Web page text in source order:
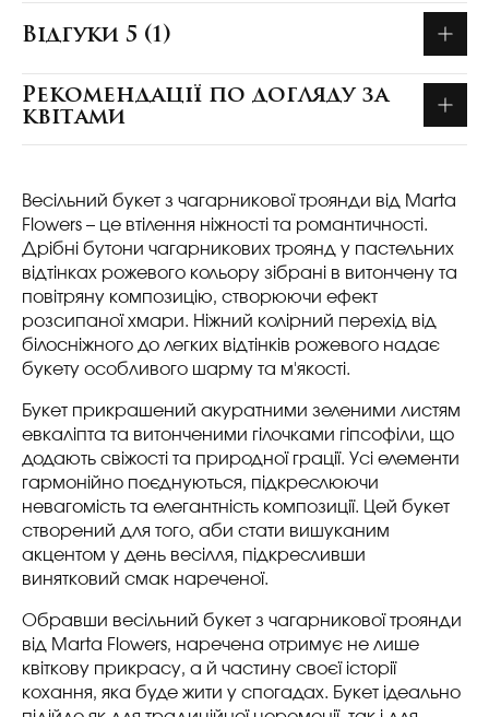
Відгуки 5 (1)
Рекомендації по догляду за
квітами
Весільний букет з чагарникової троянди від Marta
Flowers – це втілення ніжності та романтичності.
Дрібні бутони чагарникових троянд у пастельних
відтінках рожевого кольору зібрані в витончену та
повітряну композицію, створюючи ефект
розсипаної хмари. Ніжний колірний перехід від
білосніжного до легких відтінків рожевого надає
букету особливого шарму та м'якості.
Букет прикрашений акуратними зеленими листям
евкаліпта та витонченими гілочками гіпсофіли, що
додають свіжості та природної грації. Усі елементи
гармонійно поєднуються, підкреслюючи
невагомість та елегантність композиції. Цей букет
створений для того, аби стати вишуканим
акцентом у день весілля, підкресливши
винятковий смак нареченої.
Обравши весільний букет з чагарникової троянди
від Marta Flowers, наречена отримує не лише
квіткову прикрасу, а й частину своєї історії
кохання, яка буде жити у спогадах. Букет ідеально